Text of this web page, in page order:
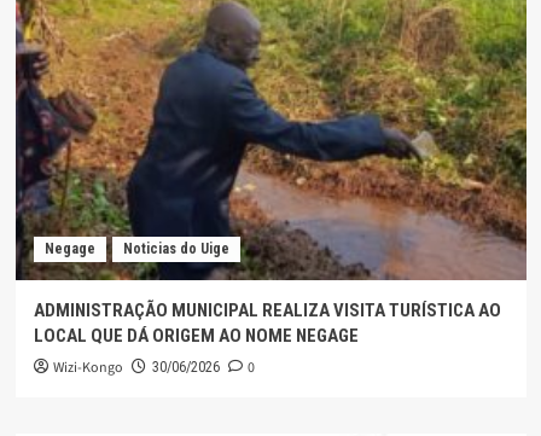
Negage Noticias do Uige
ADMINISTRAÇÃO MUNICIPAL REALIZA VISITA TURÍSTICA AO
LOCAL QUE DÁ ORIGEM AO NOME NEGAGE
Wizi-Kongo 30/06/2026 0